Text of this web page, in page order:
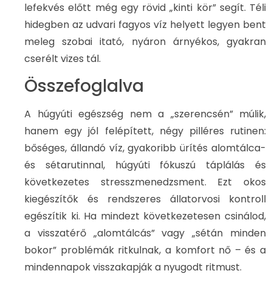
lefekvés előtt még egy rövid „kinti kör” segít. Téli
hidegben az udvari fagyos víz helyett legyen bent
meleg szobai itató, nyáron árnyékos, gyakran
cserélt vizes tál.
Összefoglalva
A húgyúti egészség nem a „szerencsén” múlik,
hanem egy jól felépített, négy pilléres rutinen:
bőséges, állandó víz, gyakoribb ürítés alomtálca-
és sétarutinnal, húgyúti fókuszú táplálás és
következetes stresszmenedzsment. Ezt okos
kiegészítők és rendszeres állatorvosi kontroll
egészítik ki. Ha mindezt következetesen csinálod,
a visszatérő „alomtálcás” vagy „sétán minden
bokor” problémák ritkulnak, a komfort nő – és a
mindennapok visszakapják a nyugodt ritmust.